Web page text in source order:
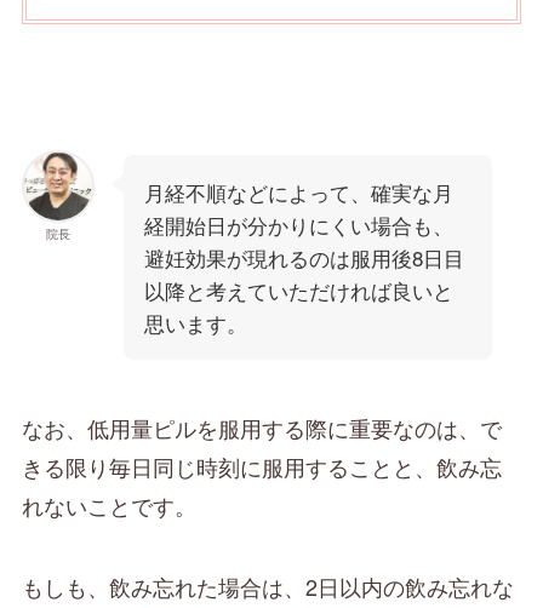
院長
月経不順などによって、確実な月
経開始日が分かりにくい場合も、
避妊効果が現れるのは服用後8日目
以降と考えていただければ良いと
思います。
なお、低用量ピルを服用する際に重要なのは、で
きる限り毎日同じ時刻に服用することと、飲み忘
れないことです。
もしも、飲み忘れた場合は、2日以内の飲み忘れな